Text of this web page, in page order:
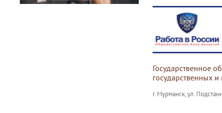
Государственное
государственных
г. Мурманск, ул.